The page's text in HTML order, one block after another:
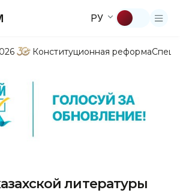
РУ
Конституционная реформа
литературы